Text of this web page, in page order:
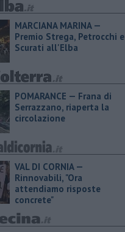
MARCIANA MARINA —
Premio Strega, Petrocchi e
Scurati all'Elba
POMARANCE — Frana di
Serrazzano, riaperta la
circolazione
VAL DI CORNIA —
Rinnovabili, "Ora
attendiamo risposte
concrete"